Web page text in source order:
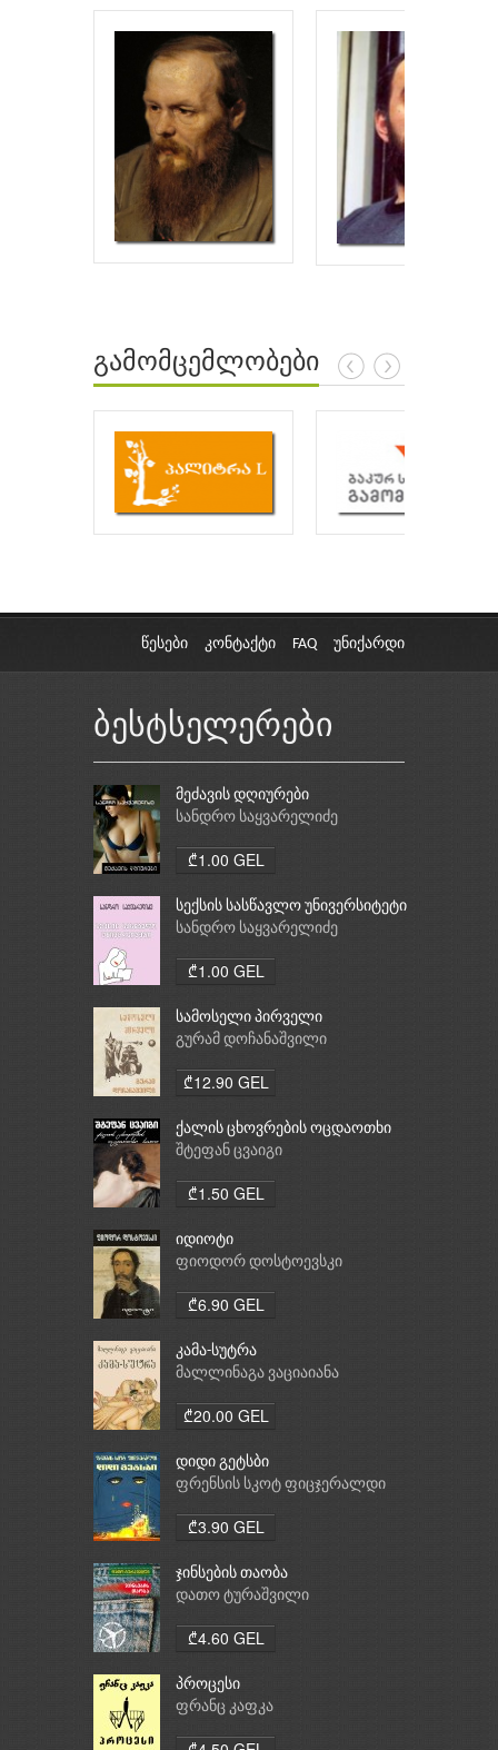
გამომცემლობები
წესები კონტაქტი FAQ უნიქარდი
ბესტსელერები
მეძავის დღიურები
სანდრო საყვარელიძე
₾1.00 GEL
სექსის სასწავლო უნივერსიტეტი
სანდრო საყვარელიძე
₾1.00 GEL
სამოსელი პირველი
გურამ დოჩანაშვილი
₾12.90 GEL
ქალის ცხოვრების ოცდაოთხი
საათი
შტეფან ცვაიგი
₾1.50 GEL
იდიოტი
ფიოდორ დოსტოევსკი
₾6.90 GEL
კამა-სუტრა
მალლინაგა ვაციაიანა
₾20.00 GEL
დიდი გეტსბი
ფრენსის სკოტ ფიცჯერალდი
₾3.90 GEL
ჯინსების თაობა
დათო ტურაშვილი
₾4.60 GEL
პროცესი
ფრანც კაფკა